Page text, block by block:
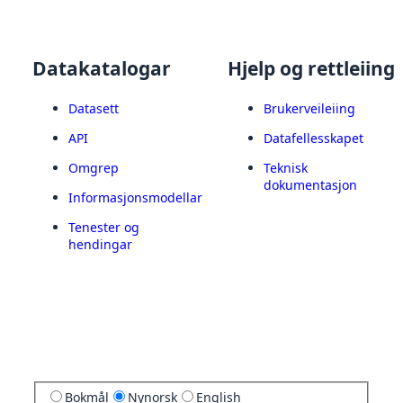
Datakatalogar
Datasett
API
Omgrep
Informasjonsmodellar
Tenester og
hendingar
Hjelp og rettleiing
Brukerveileiing
Datafellesskapet
Teknisk
dokumentasjon
Bokmål Nynorsk English